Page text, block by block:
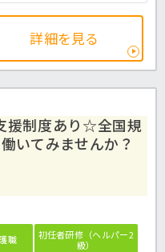
詳細を見る
援制度あり☆全国規
いてみませんか？
職
初任者研修（ヘルパー2
級）